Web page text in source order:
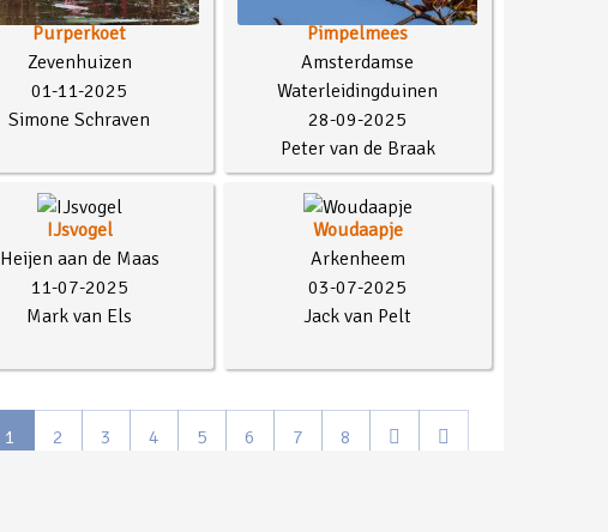
Purperkoet
Zevenhuizen
01-11-2025
Simone Schraven
Pimpelmees
Amsterdamse
Waterleidingduinen
28-09-2025
Peter van de Braak
IJsvogel
Heijen aan de Maas
11-07-2025
Mark van Els
Woudaapje
Arkenheem
03-07-2025
Jack van Pelt
1 2 3 4 5 6 7 8